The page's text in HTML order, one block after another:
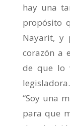
hay una
propósito
Nayarit, y
corazón a
de que lo
legisladora.
“Soy una
para que